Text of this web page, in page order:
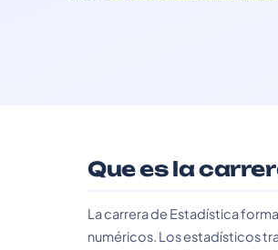
Que es la
La carrera de Estadística
numéricos. Los estadísticos